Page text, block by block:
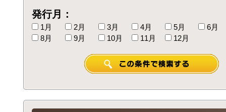
発行月：
1月 2月 3月 4月 5月
6月
8月
9月 10月 11月 12月